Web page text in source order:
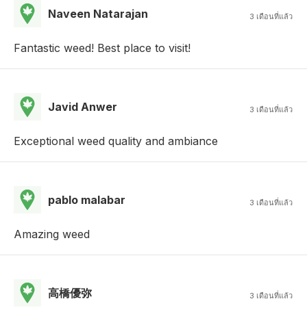
Naveen Natarajan 3 เดือนที่แล้ว
Fantastic weed! Best place to visit!
Javid Anwer 3 เดือนที่แล้ว
Exceptional weed quality and ambiance
pablo malabar 3 เดือนที่แล้ว
Amazing weed
高橋優弥 3 เดือนที่แล้ว